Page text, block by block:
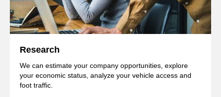
Research
We can estimate your company opportunities, explore
your economic status, analyze your vehicle access and
foot traffic.